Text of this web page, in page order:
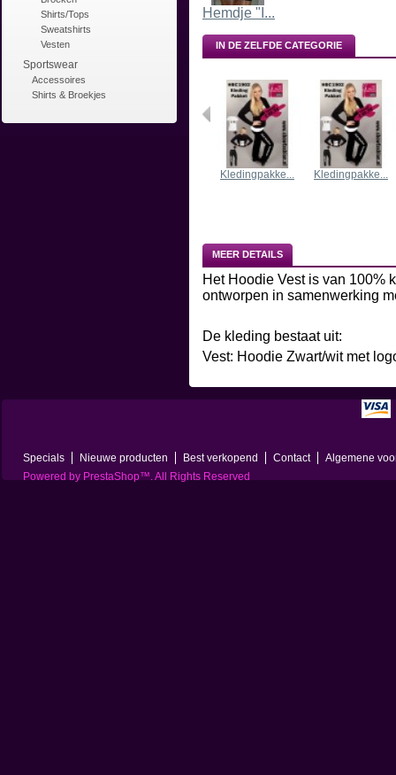
Shirts/Tops
Sweatshirts
Vesten
Sportswear
Accessoires
Shirts & Broekjes
Hemdje "I...
IN DE ZELFDE CATEGORIE
Kledingpakke... Kledingpakke...
MEER DETAILS
Het Hoodie Vest is van 100%
ontworpen in samenwerking
De kleding bestaat uit:
Vest: Hoodie Zwart/wit met
Specials Nieuwe producten Best verkopend Contact
Algemene
Powered by PrestaShop™. All Rights Reserved